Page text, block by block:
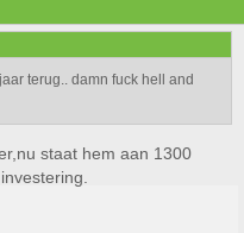
terug.. damn fuck hell and
staat hem aan 1300